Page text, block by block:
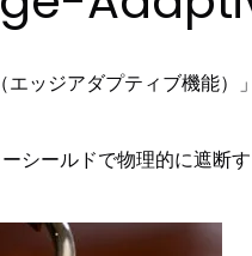
ジアダプティブ機能）
ールドで物理的に遮断